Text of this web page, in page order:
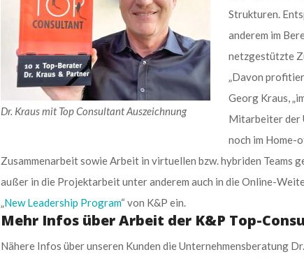
Dr. Kraus mit Top Consultant Auszeichnung
Strukturen.
anderem im
netzgestützte
„Davon
Georg Kraus,
Mitarbeiter der
noch im Home-
Zusammenarbeit sowie Arbeit in virtuellen bzw. hybriden Teams
außer in die Projektarbeit unter anderem auch in die Online-
„New Leadership Program“ von K&P ein.
Mehr Infos über Arbeit der K&P Top-
Nähere Infos über unseren Kunden die Unternehmensberatung